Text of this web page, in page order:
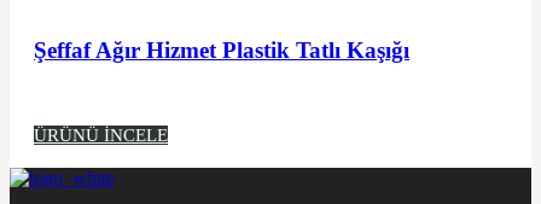
Şeffaf Ağır Hizmet Plastik Tatlı Kaşığı
ÜRÜNÜ İNCELE